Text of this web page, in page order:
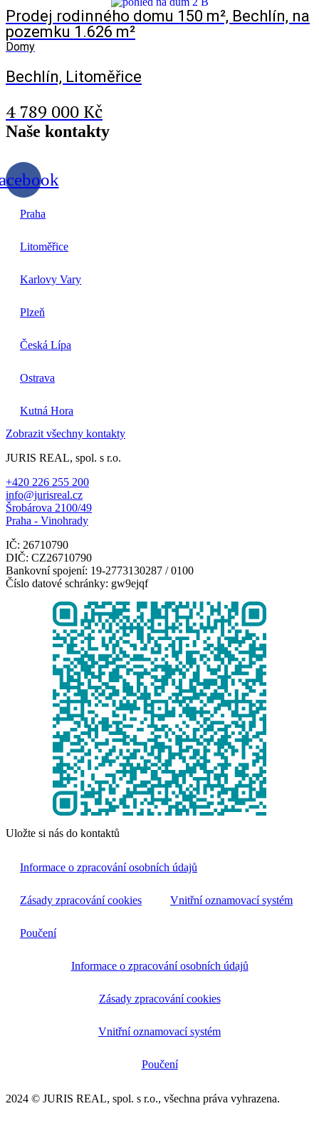
Prodej rodinného domu 150 m², Bechlín, na
pozemku 1.626 m²
Domy
Bechlín, Litoměřice
4 789 000 Kč
Naše kontakty
Praha
Litoměřice
Karlovy Vary
Plzeň
Česká Lípa
Ostrava
Kutná Hora
Zobrazit všechny kontakty
JURIS REAL, spol. s r.o.
+420 226 255 200
info@jurisreal.cz
Šrobárova 2100/49
Praha - Vinohrady
IČ: 26710790
DIČ: CZ26710790
Bankovní spojení: 19-2773130287 / 0100
Číslo datové schránky: gw9ejqf
Uložte si nás do kontaktů
Informace o zpracování osobních údajů
Zásady zpracování cookies Vnitřní oznamovací systém
Poučení
Informace o zpracování osobních údajů
Zásady zpracování cookies
Vnitřní oznamovací systém
Poučení
2024 © JURIS REAL, spol. s r.o., všechna práva vyhrazena.